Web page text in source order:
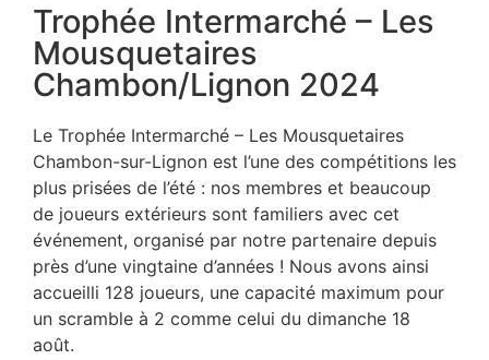
Trophée Intermarché – Les
Mousquetaires
Chambon/Lignon 2024
Le Trophée Intermarché – Les Mousquetaires
Chambon-sur-Lignon est l’une des compétitions les
plus prisées de l’été : nos membres et beaucoup
de joueurs extérieurs sont familiers avec cet
événement, organisé par notre partenaire depuis
près d’une vingtaine d’années ! Nous avons ainsi
accueilli 128 joueurs, une capacité maximum pour
un scramble à 2 comme celui du dimanche 18
août.